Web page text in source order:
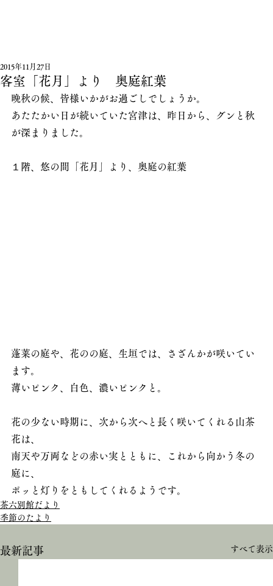
客室「花月」より 奥庭紅葉
2015年11月27日
晩秋の候、皆様いかがお過ごしでしょうか。
あたたかい日が続いていた宮津は、昨日から、グンと秋
が深まりました。
１階、悠の間「花月」より、奥庭の紅葉
蓬莱の庭や、花のの庭、生垣では、さざんかが咲いてい
ます。
薄いピンク、白色、濃いピンクと。
花の少ない時期に、次から次へと長く咲いてくれる山茶
花は、
南天や万両などの赤い実とともに、これから向かう冬の
庭に、
ポッと灯りをともしてくれるようです。
茶六別館だより
季節のたより
最新記事 すべて表示